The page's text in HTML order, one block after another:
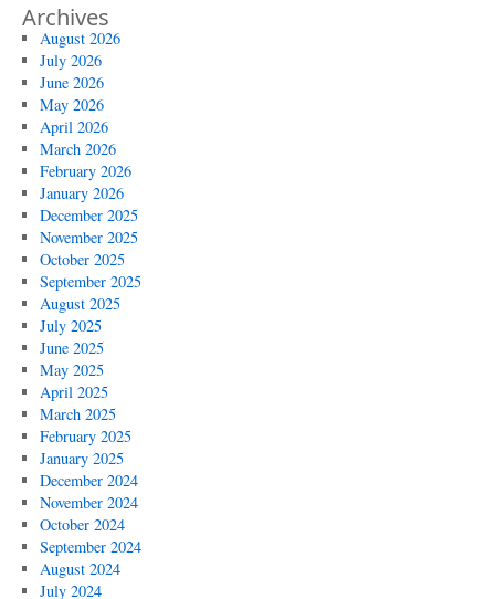
Archives
August 2026
July 2026
June 2026
May 2026
April 2026
March 2026
February 2026
January 2026
December 2025
November 2025
October 2025
September 2025
August 2025
July 2025
June 2025
May 2025
April 2025
March 2025
February 2025
January 2025
December 2024
November 2024
October 2024
September 2024
August 2024
July 2024